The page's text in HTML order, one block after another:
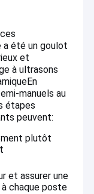
été un goulot
et
à ultrasons
manuels au
étapes
peuvent:
plutôt
et assurer une
chaque poste